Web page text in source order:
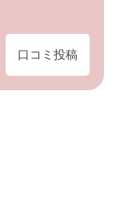
口コミ投稿